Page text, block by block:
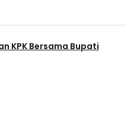
KPK Bersama Bupati